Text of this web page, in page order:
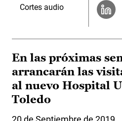
Cortes audio
En las próximas
arrancarán las
al nuevo Hospital
Toledo